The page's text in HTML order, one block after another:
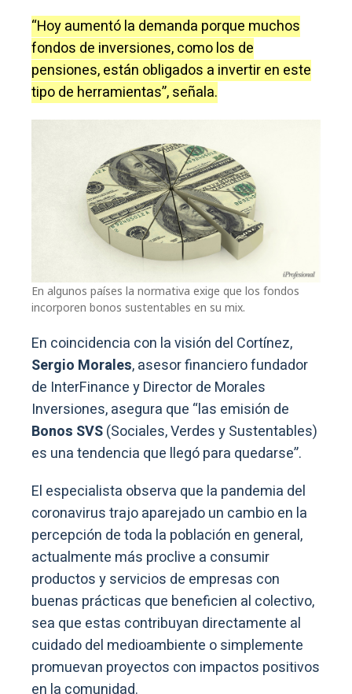
“Hoy aumentó la demanda porque muchos
fondos de inversiones, como los de
pensiones, están obligados a invertir en este
tipo de herramientas”, señala.
En algunos países la normativa exige que los fondos
incorporen bonos sustentables en su mix.
En coincidencia con la visión del Cortínez,
Sergio Morales, asesor financiero fundador
de InterFinance y Director de Morales
Inversiones, asegura que “las emisión de
Bonos SVS(Sociales, Verdes y Sustentables)
es una tendencia que llegó para quedarse”.
El especialista observa que la pandemia del
coronavirus trajo aparejado un cambio en la
percepción de toda la población en general,
actualmente más proclive a consumir
productos y servicios de empresas con
buenas prácticas que beneficien al colectivo,
sea que estas contribuyan directamente al
cuidado del medioambiente o simplemente
promuevan proyectos con impactos positivos
en la comunidad.